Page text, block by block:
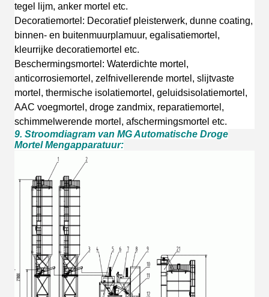
tegel lijm, anker mortel etc.
Decoratiemortel: Decoratief pleisterwerk, dunne coating,
binnen- en buitenmuurplamuur, egalisatiemortel,
kleurrijke decoratiemortel etc.
Beschermingsmortel: Waterdichte mortel,
anticorrosiemortel, zelfnivellerende mortel, slijtvaste
mortel, thermische isolatiemortel, geluidsisolatiemortel,
AAC voegmortel, droge zandmix, reparatiemortel,
schimmelwerende mortel, afschermingsmortel etc.
9. Stroomdiagram van MG Automatische Droge
Mortel Mengapparatuur: